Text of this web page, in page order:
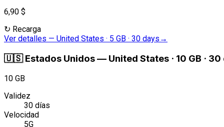
6,90 $
↻ Recarga
Ver detalles — United States · 5 GB · 30 days →
🇺🇸 Estados Unidos— United States · 10 GB ·
10 GB
Validez
30 días
Velocidad
5G